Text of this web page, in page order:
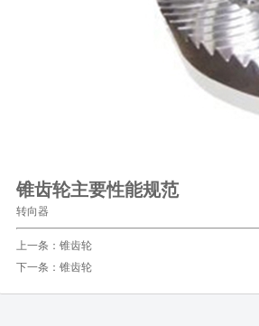
锥齿轮主要性能规范
转向器
上一条： 锥齿轮
下一条： 锥齿轮